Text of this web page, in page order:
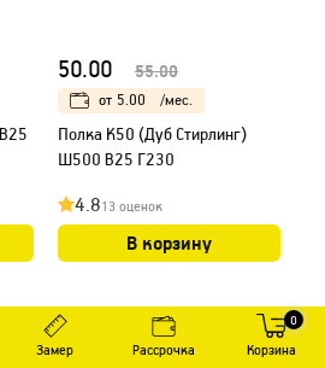
Замер Рассрочка
0
Корзина
50.00 55.00
от 5.00 /мес.
Полка К50 (Дуб Стирлинг)
Ш500 В25 Г230
4.813 оценок
В корзину